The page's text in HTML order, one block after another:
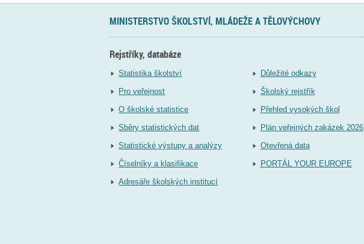
MINISTERSTVO ŠKOLSTVÍ, MLÁDEŽE A TĚLOVÝCHOVY
Rejstříky, databáze
Statistika školství
Pro veřejnost
O školské statistice
Sběry statistických dat
Statistické výstupy a analýzy
Číselníky a klasifikace
Adresáře školských institucí
Důležité odkazy
Školský rejstřík
Přehled vysokých škol
Plán veřejných zakázek 2026
Otevřená data
PORTÁL YOUR EUROPE